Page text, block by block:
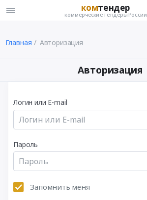
комтендер
коммерческие тендеры России
Главная Авторизация
Авторизация
Логин или E-mail
Пароль
Запомнить меня